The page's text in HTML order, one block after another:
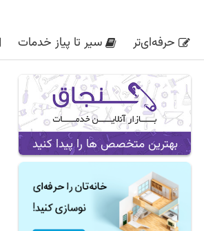
حرفه‌ای‌تر سیر تا پیاز خدمات
بهترین متخصص ها را پیدا کنید